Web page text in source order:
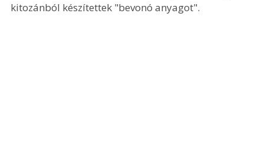
kitozánból készítettek "bevonó anyagot".